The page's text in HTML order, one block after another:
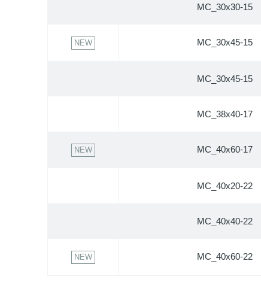
MC_30x30-15
NEW MC_30x45-15
MC_30x45-15
MC_38x40-17
NEW MC_40x60-17
MC_40x20-22
MC_40x40-22
NEW MC_40x60-22